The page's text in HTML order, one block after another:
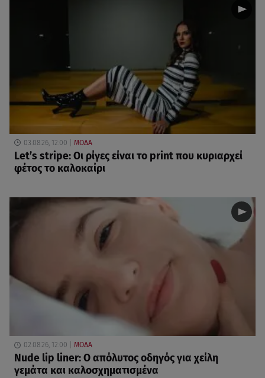
03.08.26, 12:00 ΜΟΔΑ
Let’s stripe: Οι ρίγες είναι το print που κυριαρχεί
φέτος το καλοκαίρι
02.08.26, 12:00 ΜΟΔΑ
Nude lip liner: Ο απόλυτος οδηγός για χείλη
γεμάτα και καλοσχηματισμένα